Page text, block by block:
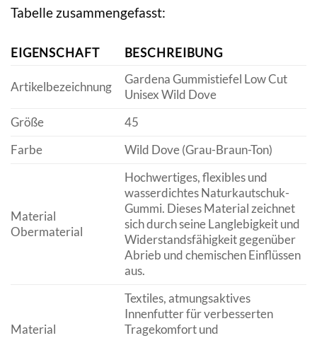
Tabelle zusammengefasst:
EIGENSCHAFT BESCHREIBUNG
Artikelbezeichnung
Gardena Gummistiefel Low Cut
Unisex Wild Dove
Größe
45
Farbe
Wild Dove (Grau-Braun-Ton)
Material
Obermaterial
Hochwertiges, flexibles und
wasserdichtes Naturkautschuk-
Gummi. Dieses Material zeichnet
sich durch seine Langlebigkeit und
Widerstandsfähigkeit gegenüber
Abrieb und chemischen Einflüssen
aus.
Material
Textiles, atmungsaktives
Innenfutter für verbesserten
Tragekomfort und